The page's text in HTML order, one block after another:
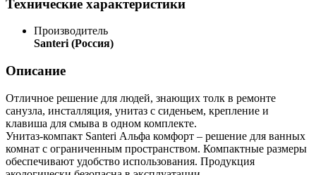
Технические характеристики
Производитель
Santeri (Россия)
Описание
Отличное решение для людей, знающих толк в ремонте
санузла, инсталляция, унитаз с сиденьем, крепление и
клавиша для смыва в одном комплекте.
Унитаз-компакт Santeri Альфа комфорт – решение для ванных
комнат с ограниченным пространством. Компактные размеры
обеспечивают удобство использования. Продукция